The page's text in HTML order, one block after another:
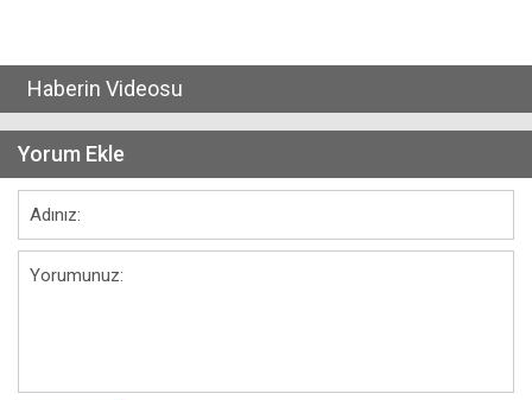
Haberin Videosu
Yorum Ekle